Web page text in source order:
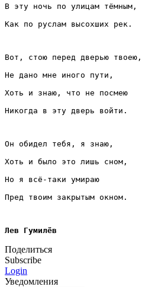
В эту ночь по улицам тёмным,
Как по руслам высохших рек.
Вот, стою перед дверью твоею,
Не дано мне иного пути,
Хоть и знаю, что не посмею
Никогда в эту дверь войти.
Он обидел тебя, я знаю,
Хоть и было это лишь сном,
Но я всё-таки умираю
Пред твоим закрытым окном.
Лев Гумилёв
Поделиться
Subscribe
Login
Уведомления